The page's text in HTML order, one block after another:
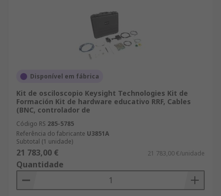
Disponível em fábrica
Kit de osciloscopio Keysight Technologies Kit de
Formación Kit de hardware educativo RRF, Cables
(BNC, controlador de
Código RS 285-5785
Referência do fabricante U3851A
Subtotal (1 unidade)
21 783,00 € 21 783,00 €/unidade
Quantidade